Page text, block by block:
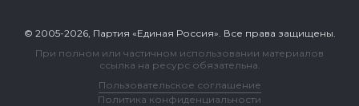
© 2005-2026, Партия «Единая Россия». Все права защищены.
При полном или частичном использовании материалов
ссылка на ресурс обязательна.
Пользовательское соглашение
Политика конфиденциальности